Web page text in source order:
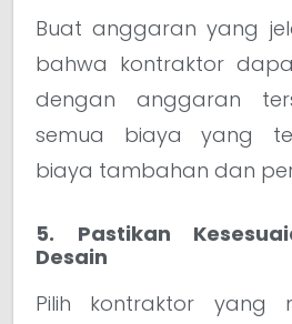
Buat anggaran yang
bahwa kontraktor
dengan anggaran
semua biaya yang
biaya tambahan dan
5. Pastikan
Desain
Pilih kontraktor yang